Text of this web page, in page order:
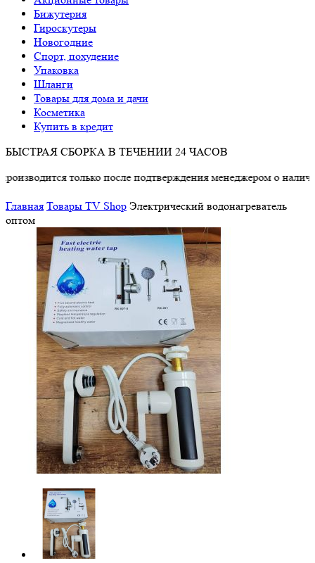
Бижутерия
Гироскутеры
Новогодние
Спорт, похудение
Упаковка
Шланги
Товары для дома и дачи
Косметика
Купить в кредит
БЫСТРАЯ СБОРКА В ТЕЧЕНИИ 24 ЧАСОВ
только после подтверждения менеджером о наличии
Главная Товары TV Shop Электрический водонагреватель
оптом